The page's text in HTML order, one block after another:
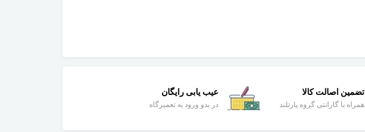
تضمین اصالت کالا
همراه با گارانتی گروه پارتلند
عیب یابی رایگان
در بدو ورود به تعمیرگاه